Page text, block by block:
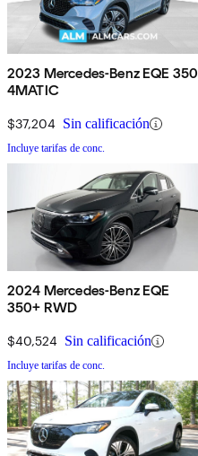
2023 Mercedes-Benz EQE 350
4MATIC
$37,204 Sin calificación
Incluye tarifas de conc.
2024 Mercedes-Benz EQE
350+ RWD
$40,524 Sin calificación
Incluye tarifas de conc.